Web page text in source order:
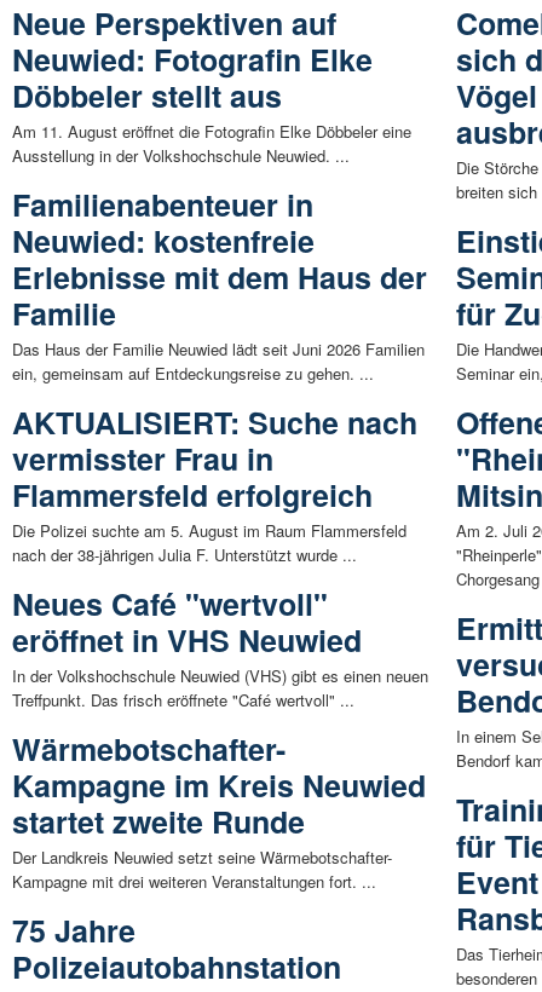
Neue Perspektiven auf
Neuwied: Fotografin Elke
Döbbeler stellt aus
Am 11. August eröffnet die Fotografin Elke Döbbeler eine
Ausstellung in der Volkshochschule Neuwied. ...
Familienabenteuer in
Neuwied: kostenfreie
Erlebnisse mit dem Haus der
Familie
Das Haus der Familie Neuwied lädt seit Juni 2026 Familien
ein, gemeinsam auf Entdeckungsreise zu gehen. ...
AKTUALISIERT: Suche nach
vermisster Frau in
Flammersfeld erfolgreich
Die Polizei suchte am 5. August im Raum Flammersfeld
nach der 38-jährigen Julia F. Unterstützt wurde ...
Neues Café "wertvoll"
eröffnet in VHS Neuwied
In der Volkshochschule Neuwied (VHS) gibt es einen neuen
Treffpunkt. Das frisch eröffnete "Café wertvoll" ...
Wärmebotschafter-
Kampagne im Kreis Neuwied
startet zweite Runde
Der Landkreis Neuwied setzt seine Wärmebotschafter-
Kampagne mit drei weiteren Veranstaltungen fort. ...
75 Jahre
Polizeiautobahnstation
sich
Die
breiten
für
Die
Seminar
Am 2. Juli
In einem
Bendorf
für
Das